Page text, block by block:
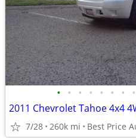
• • • • • • • •
2011 Chevrolet Tahoe 4x4
7/28 260k mi Best Price